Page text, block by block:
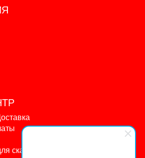
скачивания